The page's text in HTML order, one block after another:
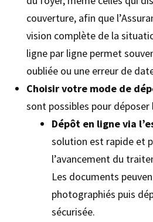
couverture, afin que
vision complète de la
ligne par ligne permet
oubliée ou une erreur de
Choisir votre mode de
sont possibles pour déposer
Dépôt en ligne via
solution est rapide et
l’avancement du
Les documents
photographiés puis
sécurisée.